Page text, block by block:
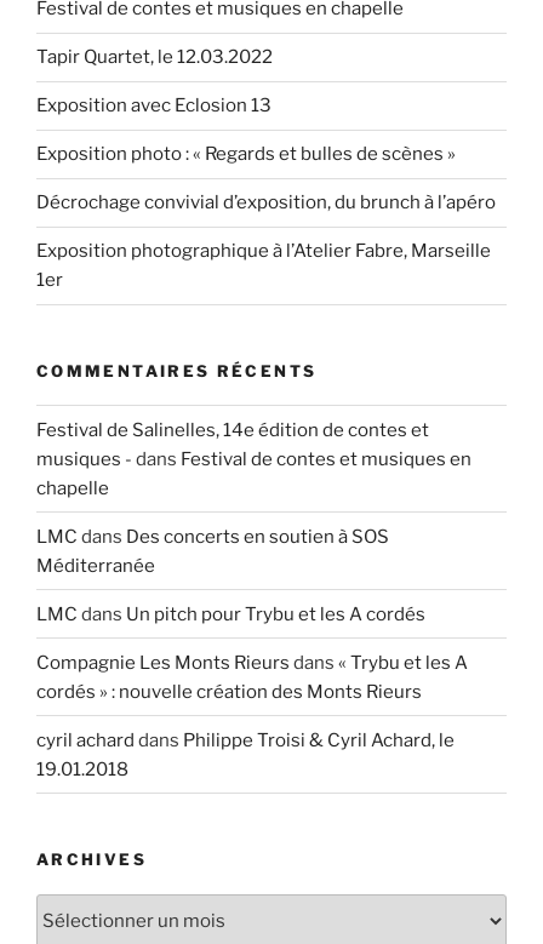
Festival de contes et musiques en chapelle
Tapir Quartet, le 12.03.2022
Exposition avec Eclosion 13
Exposition photo : « Regards et bulles de scènes »
Décrochage convivial d’exposition, du brunch à l’apéro
Exposition photographique à l’Atelier Fabre, Marseille
1er
COMMENTAIRES RÉCENTS
Festival de Salinelles, 14e édition de contes et
musiques - dans Festival de contes et musiques en
chapelle
LMC dans Des concerts en soutien à SOS
Méditerranée
LMC dans Un pitch pour Trybu et les A cordés
Compagnie Les Monts Rieurs dans « Trybu et les A
cordés » : nouvelle création des Monts Rieurs
cyril achard dans Philippe Troisi & Cyril Achard, le
19.01.2018
ARCHIVES
Archives